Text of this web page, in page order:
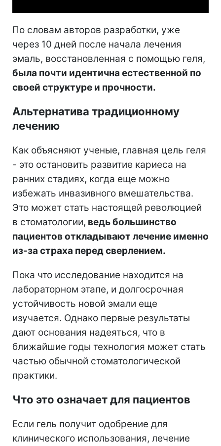
По словам авторов разработки, уже
через 10 дней после начала лечения
эмаль, восстановленная с помощью геля,
была почти идентична естественной по
своей структуре и прочности.
Альтернатива традиционному
лечению
Как объясняют ученые, главная цель геля
- это остановить развитие кариеса на
ранних стадиях, когда еще можно
избежать инвазивного вмешательства.
Это может стать настоящей революцией
в стоматологии, ведь большинство
пациентов откладывают лечение именно
из-за страха перед сверлением.
Пока что исследование находится на
лабораторном этапе, и долгосрочная
устойчивость новой эмали еще
изучается. Однако первые результаты
дают основания надеяться, что в
ближайшие годы технология может стать
частью обычной стоматологической
практики.
Что это означает для пациентов
Если гель получит одобрение для
клинического использования, лечение